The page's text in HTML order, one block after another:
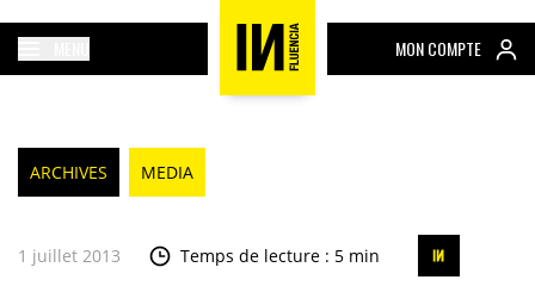
MON COMPTE
ARCHIVES MEDIA
1 juillet 2013 Temps de lecture : 5 min